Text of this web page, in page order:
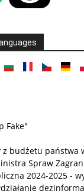
Fake"
z budżetu państwa
Spraw
2024-2025 -